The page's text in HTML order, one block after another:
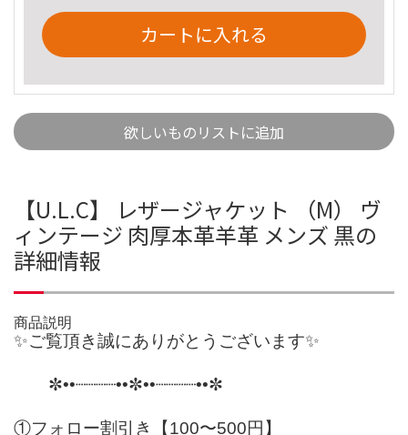
カートに入れる
欲しいものリストに追加
【U.L.C】 レザージャケット （M） ヴ
ィンテージ 肉厚本革羊革 メンズ 黒の
詳細情報
商品説明
✨ご覧頂き誠にありがとうございます✨
✼••┈┈┈┈••✼••┈┈┈┈••✼
①フォロー割引き【100〜500円】